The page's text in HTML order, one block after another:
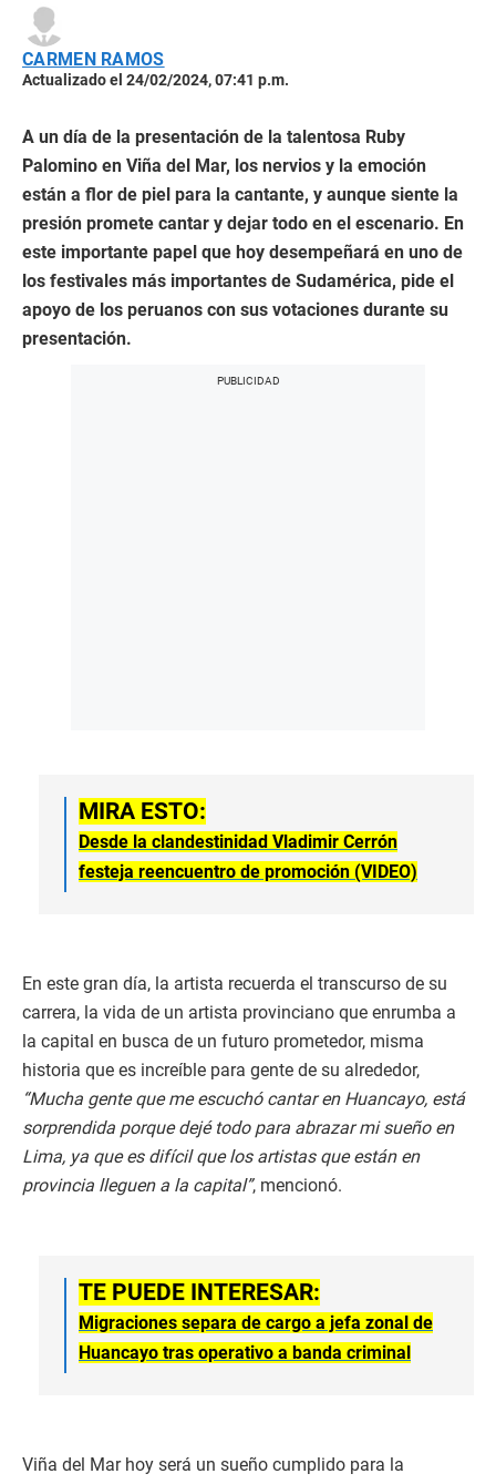
CARMEN RAMOS
Actualizado el 24/02/2024, 07:41 p.m.
A un día de la presentación de la talentosa Ruby
Palomino en Viña del Mar, los nervios y la emoción
están a flor de piel para la cantante, y aunque siente la
presión promete cantar y dejar todo en el escenario. En
este importante papel que hoy desempeñará en uno de
los festivales más importantes de Sudamérica, pide el
apoyo de los peruanos con sus votaciones durante su
presentación.
MIRA ESTO:
Desde la clandestinidad Vladimir Cerrón
festeja reencuentro de promoción (VIDEO)
En este gran día, la artista recuerda el transcurso de su
carrera, la vida de un artista provinciano que enrumba a
la capital en busca de un futuro prometedor, misma
historia que es increíble para gente de su alrededor,
“Mucha gente que me escuchó cantar en Huancayo, está
sorprendida porque dejé todo para abrazar mi sueño en
Lima, ya que es difícil que los artistas que están en
provincia lleguen a la capital”, mencionó.
TE PUEDE INTERESAR:
Migraciones separa de cargo a jefa zonal de
Huancayo tras operativo a banda criminal
Viña del Mar hoy será un sueño cumplido para la